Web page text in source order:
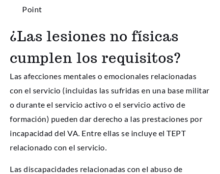
Point
¿Las lesiones no físicas
cumplen los requisitos?
Las afecciones mentales o emocionales relacionadas
con el servicio (incluidas las sufridas en una base militar
o durante el servicio activo o el servicio activo de
formación) pueden dar derecho a las prestaciones por
incapacidad del VA. Entre ellas se incluye el TEPT
relacionado con el servicio.
Las discapacidades relacionadas con el abuso de